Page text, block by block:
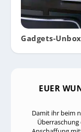
Gadgets-
EUER
Damit ihr beim